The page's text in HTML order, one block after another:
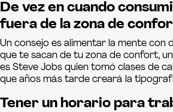
De vez en cuando
fuera de la zona de
Un consejo es alimentar la mente con
que te sacan de tu zona de confort,
es Steve Jobs quien tomó clases de
que años más tarde creará la
Tener un horario para